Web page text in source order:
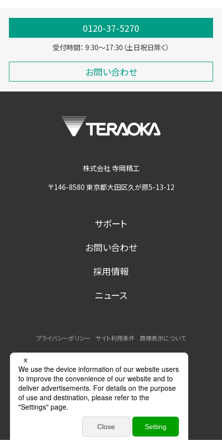
0120-37-5270
受付時間： 9:30～17:30（土日祝日除く）
お問い合わせ
株式会社 寺岡精工
〒146-8580 東京都大田区久が原5-13-12
サポート
お問い合わせ
採用情報
ニュース
プライバシーポリシー サイト利用条件
商標表示について
MSDSの提供について